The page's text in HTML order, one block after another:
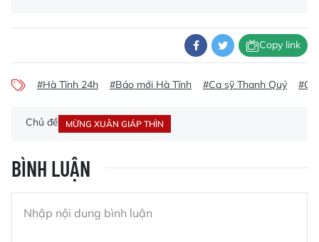
Copy link
#Hà Tĩnh 24h #Báo mới Hà Tĩnh #Ca sỹ Thanh Quý
Chủ đề MỪNG XUÂN GIÁP THÌN
BÌNH LUẬN